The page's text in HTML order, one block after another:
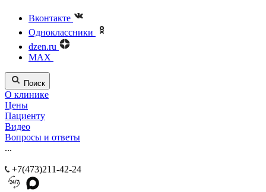
Вконтакте
Одноклассники
dzen.ru
MAX
Поиск
О клинике
Цены
Пациенту
Видео
Вопросы и ответы
...
+7(473)211-42-24